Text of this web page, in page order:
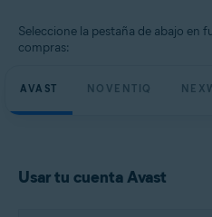
Seleccione la pestaña de abajo en
compras:
AVAST NOVENTIQ
Usar tu cuenta Avast